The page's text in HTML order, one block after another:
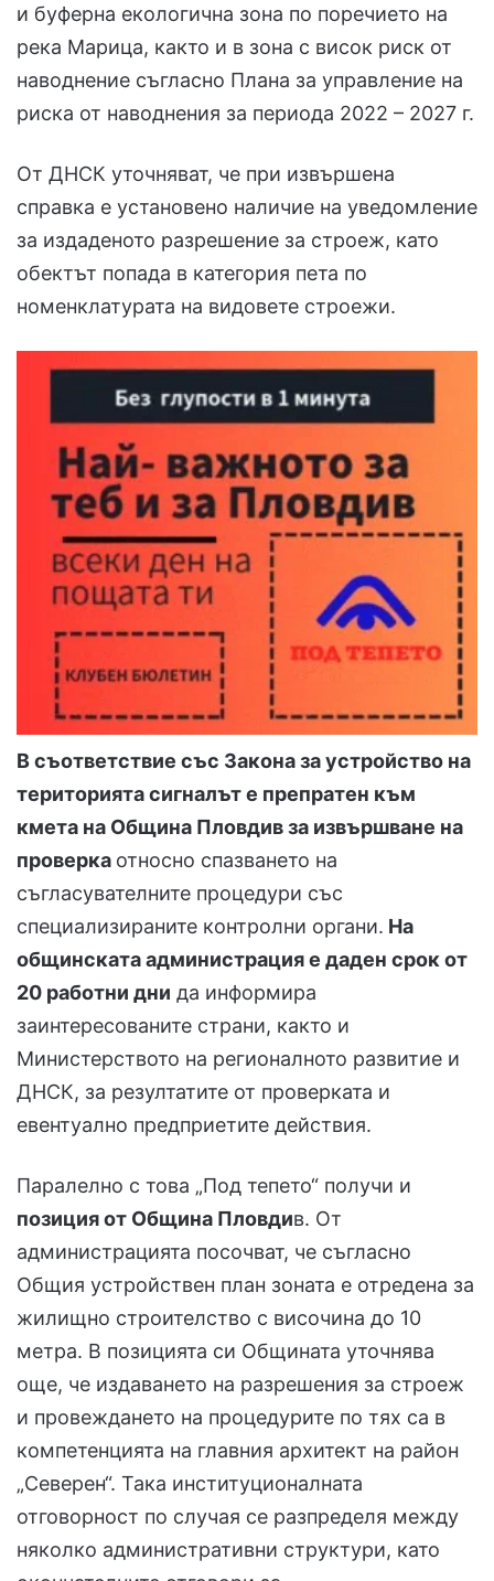
и буферна екологична зона по поречието на
река Марица, както и в зона с висок риск от
наводнение съгласно Плана за управление на
риска от наводнения за периода 2022 – 2027 г.
От ДНСК уточняват, че при извършена
справка е установено наличие на уведомление
за издаденото разрешение за строеж, като
обектът попада в категория пета по
номенклатурата на видовете строежи.
В съответствие със Закона за устройство на
територията сигналът е препратен към
кмета на Община Пловдив за извършване на
проверка относно спазването на
съгласувателните процедури със
специализираните контролни органи. На
общинската администрация е даден срок от
20 работни дни да информира
заинтересованите страни, както и
Министерството на регионалното развитие и
ДНСК, за резултатите от проверката и
евентуално предприетите действия.
Паралелно с това „Под тепето“ получи и
позиция от Община Пловдив. От
администрацията посочват, че съгласно
Общия устройствен план зоната е отредена за
жилищно строителство с височина до 10
метра. В позицията си Общината уточнява
още, че издаването на разрешения за строеж
и провеждането на процедурите по тях са в
компетенцията на главния архитект на район
„Северен“. Така институционалната
отговорност по случая се разпределя между
няколко административни структури, като